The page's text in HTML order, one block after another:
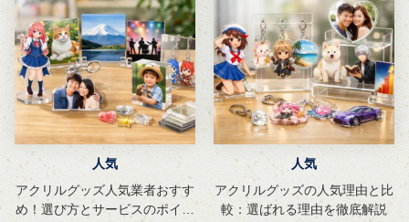
人気
アクリルグッズ人気業者おすす
め！選び方とサービスのポイン
人気
アクリルグッズの人気理由と比
較：選ばれる理由を徹底解説